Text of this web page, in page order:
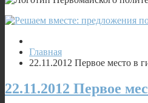
Главная
22.11.2012 Первое место в
22.11.2012 Первое